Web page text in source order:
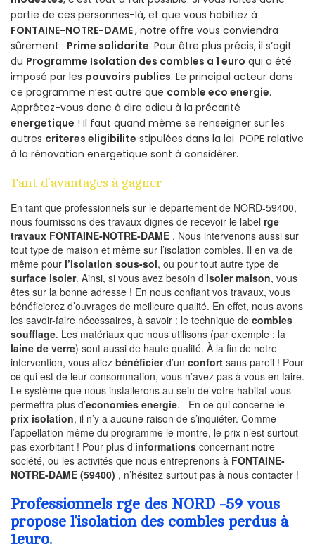
partie de ces personnes-là, et que vous habitiez à
FONTAINE-NOTRE-DAME, notre offre vous conviendra
sûrement : Prime solidarite. Pour être plus précis, il s’agit
du Programme Isolation des combles a 1 euro qui a été
imposé par les pouvoirs publics. Le principal acteur dans
ce programme n’est autre que comble eco energie.
Apprêtez-vous donc à dire adieu à la précarité
energetique ! Il faut quand même se renseigner sur les
autres criteres eligibilite stipulées dans la loi POPE relative
à la rénovation energetique sont à considérer.
Tant d’avantages à gagner
En tant que professionnels sur le departement de NORD-59400,
nous fournissons des travaux dignes de recevoir le label rge
travaux FONTAINE-NOTRE-DAME . Nous intervenons aussi sur
tout type de maison et même sur l’isolation combles. Il en va de
même pour l’isolation sous-sol, ou pour tout autre type de
surface isoler. Ainsi, si vous avez besoin d’isoler maison, vous
êtes sur la bonne adresse ! En nous confiant vos travaux, vous
bénéficierez d’ouvrages de meilleure qualité. En effet, nous avons
les savoir-faire nécessaires, à savoir : le technique de combles
soufflage. Les matériaux que nous utilisons (par exemple : la
laine de verre) sont aussi de haute qualité. À la fin de notre
intervention, vous allez bénéficierd’un confort sans pareil ! Pour
ce qui est de leur consommation, vous n’avez pas à vous en faire.
Le système que nous installerons au sein de votre habitat vous
permettra plus d’economies energie. En ce qui concerne le
prix isolation, il n’y a aucune raison de s’inquiéter. Comme
l’appellation même du programme le montre, le prix n’est surtout
pas exorbitant ! Pour plus d’informations concernant notre
société, ou les activités que nous entreprenons à FONTAINE-
NOTRE-DAME (59400) , n’hésitez surtout pas à nous contacter !
Professionnels rge des NORD -59 vous
propose l’isolation des combles perdus à
1euro.